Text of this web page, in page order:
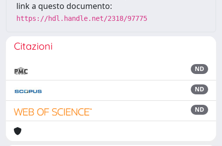
link a questo documento:
https://hdl.handle.net/2318/97775
Citazioni
ND
ND
ND